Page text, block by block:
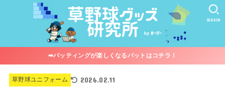
SEARCH
➡︎バッティングが楽しくなるバットはコチラ！
草野球ユニフォーム 2026.02.11